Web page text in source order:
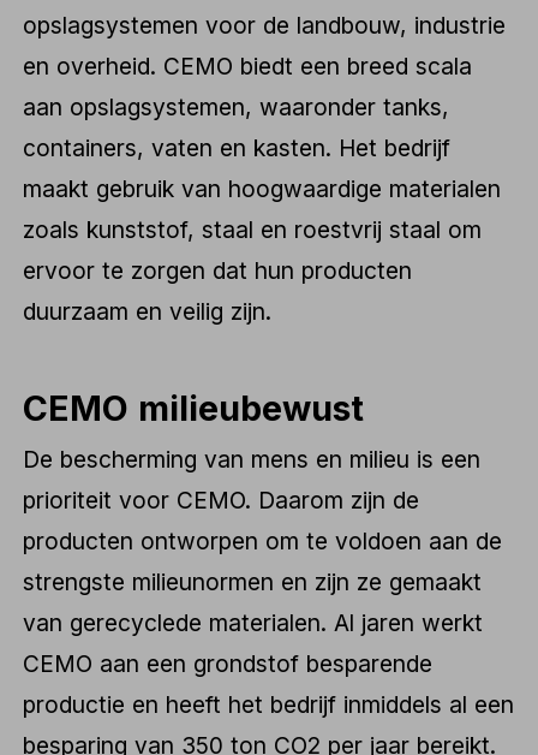
opslagsystemen voor de landbouw, industrie
en overheid. CEMO biedt een breed scala
aan opslagsystemen, waaronder tanks,
containers, vaten en kasten. Het bedrijf
maakt gebruik van hoogwaardige materialen
zoals kunststof, staal en roestvrij staal om
ervoor te zorgen dat hun producten
duurzaam en veilig zijn.
CEMO milieubewust
De bescherming van mens en milieu is een
prioriteit voor CEMO. Daarom zijn de
producten ontworpen om te voldoen aan de
strengste milieunormen en zijn ze gemaakt
van gerecyclede materialen. Al jaren werkt
CEMO aan een grondstof besparende
productie en heeft het bedrijf inmiddels al een
besparing van 350 ton CO2 per jaar bereikt.